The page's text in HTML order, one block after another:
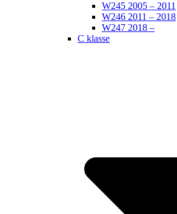
W245 2005 – 2011
W246 2011 – 2018
W247 2018 –
C klasse